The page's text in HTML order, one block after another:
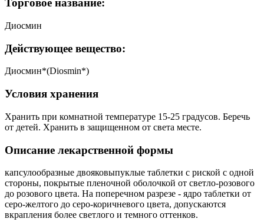
Торговое название:
Диосмин
Действующее вещество:
Диосмин*(Diosmin*)
Условия хранения
Хранить при комнатной температуре 15-25 градусов. Беречь
от детей. Хранить в защищенном от света месте.
Описание лекарственной формы
капсулообразные двояковыпуклые таблетки с риской с одной
стороны, покрытые пленочной оболочкой от светло-розового
до розового цвета. На поперечном разрезе - ядро таблетки от
серо-желтого до серо-коричневого цвета, допускаются
вкрапления более светлого и темного оттенков.